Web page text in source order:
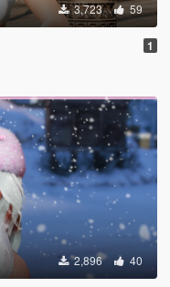
3,723 59
1
2,896 40